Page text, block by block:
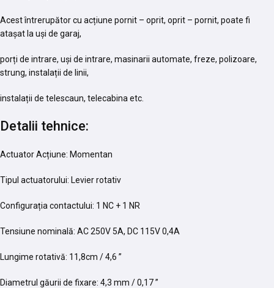
Acest întrerupător cu acțiune pornit – oprit, oprit – pornit, poate fi
atașat la uși de garaj,
porți de intrare, uși de intrare, masinarii automate, freze, polizoare,
strung, instalații de linii,
instalații de telescaun, telecabina etc.
Detalii tehnice:
Actuator Acțiune: Momentan
Tipul actuatorului: Levier rotativ
Configurația contactului: 1 NC + 1 NR
Tensiune nominală: AC 250V 5A, DC 115V 0,4A
Lungime rotativă: 11,8cm / 4,6 ”
Diametrul găurii de fixare: 4,3 mm / 0,17 ”